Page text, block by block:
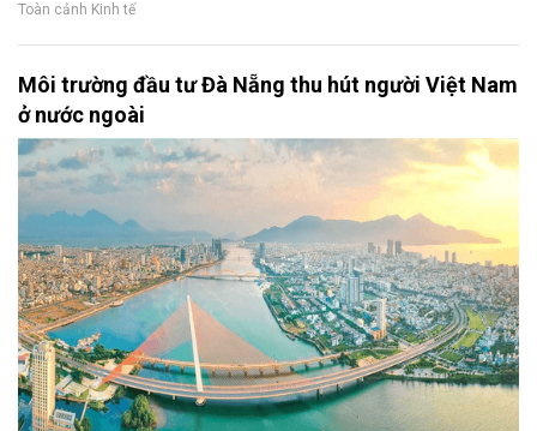
Toàn cảnh Kinh tế
Môi trường đầu tư Đà Nẵng thu hút người Việt Nam
ở nước ngoài